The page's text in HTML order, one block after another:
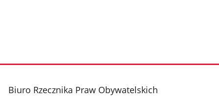
Biuro Rzecznika Praw Obywatelskich